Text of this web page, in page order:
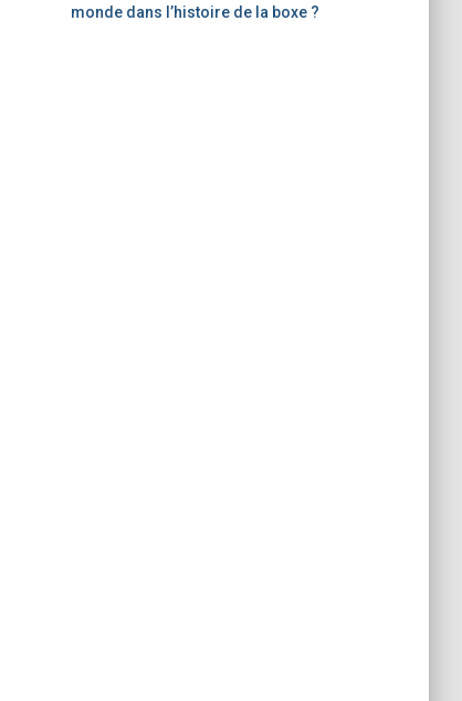
monde dans l’histoire de la boxe ?